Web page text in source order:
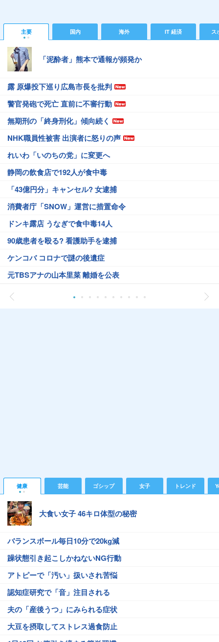
主要 国内 海外 IT 経済 ス
「泥酔者」熊本で通報が頻発か
露 原爆投下巡り広島市長を批判
警官発砲で死亡 直前に不審行動
無期刑の「終身刑化」傾向続く
NHK職員性被害 出演者に怒りの声
れいわ「いのちの党」に変更へ
静岡の飲食店で192人が食中毒
「43億円分」キャンセル? 女逮捕
消費者庁「SNOW」運営に措置命令
ドンキ露店 うなぎで食中毒14人
90歳患者を殴る? 看護助手を逮捕
ケンコバ コロナで謎の後遺症
元TBSアナの山本里菜 離婚を公表
健康 芸能 ゴシップ 女子 トレンド
大食い女子 46キロ体型の秘密
バランスボール毎日10分で20kg減
躁状態引き起こしかねないNG行動
アトピーで「汚い」扱いされ苦悩
認知症研究で「音」注目される
夫の「産後うつ」にみられる症状
大豆を摂取してストレス過食防止